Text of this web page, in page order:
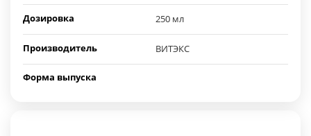
Дозировка 250 мл
Производитель ВИТЭКС
Форма выпуска